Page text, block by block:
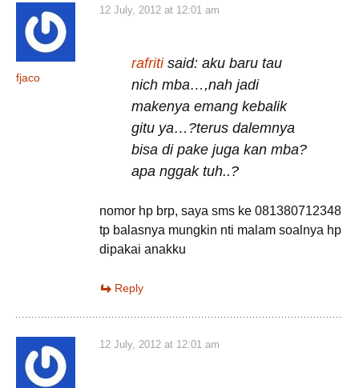
fjaco
12 July, 2012 at 12:01 am
rafritisaid: aku baru tau
nich mba…,nah jadi
makenya emang kebalik
gitu ya…?terus dalemnya
bisa di pake juga kan mba?
apa nggak tuh..?
nomor hp brp, saya sms ke 081380712348
tp balasnya mungkin nti malam soalnya hp
dipakai anakku
Reply
12 July, 2012 at 12:01 am